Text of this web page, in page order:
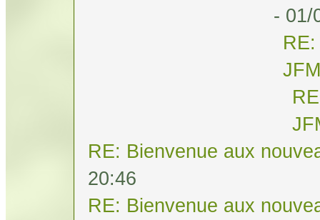
- 01/
JFM
RE: Bienvenue aux
20:46
RE: Bienvenue aux